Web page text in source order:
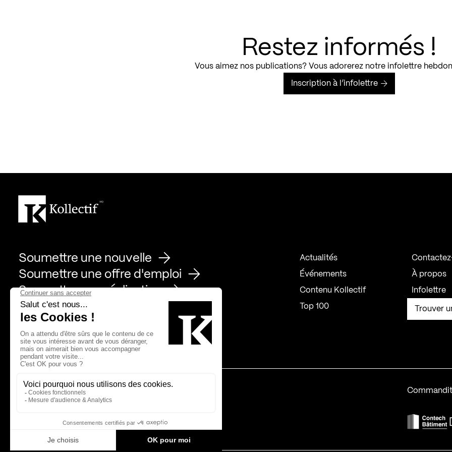
Restez informés !
Vous aimez nos publications? Vous adorerez notre infolettre
Inscription à l’infolettre
Soumettre une nouvelle
Soumettre une offre d'emploi
Soumettre une réalisation
Actualités
Événements
Contenu Kollectif
Top 100
À propos
Infolettre
Trouver
Page Facebook de Kollectif
Page Instagram de Kollectif
Page Linkedin de Kollectif
Partenaires
Bâtiment-Durable-Québec-1
Esquisses-1 MP-1